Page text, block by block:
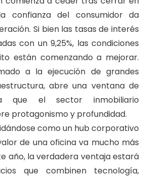
confianza del consumidor da
Si bien las tasas de interés
con un 9,25%, las condiciones
están comenzando a mejorar.
a la ejecución de grandes
abre una ventana de
que el sector inmobiliario
protagonismo y profundidad.
como un hub corporativo
de una oficina va mucho más
año, la verdadera ventaja estará
que combinen tecnología,